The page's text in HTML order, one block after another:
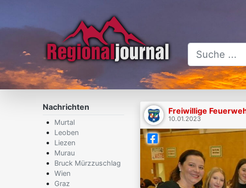
Nachrichten
Murtal
Leoben
Liezen
Murau
Bruck Mürzzuschlag
Wien
Graz
Freiwillige
10.01.2023